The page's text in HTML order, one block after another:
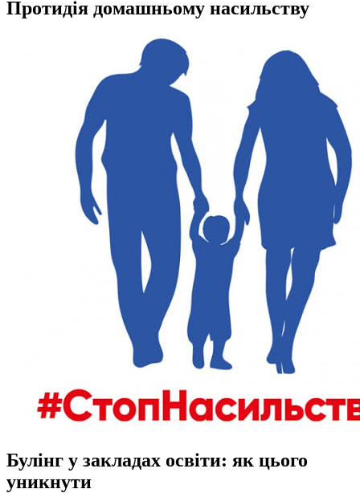
Протидія домашньому насильству
Булінг у закладах освіти: як цього
уникнути